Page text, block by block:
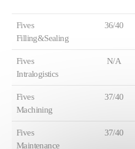
Fives
Filling&Sealing
36/40
Fives
Intralogistics
N/A
Fives
Machining
37/40
Fives
Maintenance
37/40